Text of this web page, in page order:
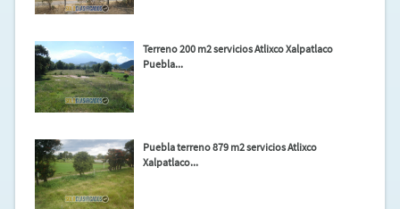
Terreno 200 m2 servicios Atlixco Xalpatlaco
Puebla...
Puebla terreno 879 m2 servicios Atlixco
Xalpatlaco...